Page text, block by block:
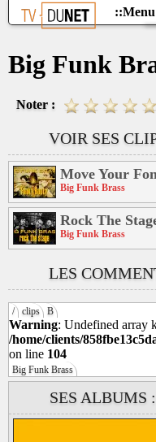
/ clips B
Warning: Undefined array
/home/clients/
on line 104
Big Funk Brass
SES ALBUMS :
Big Funk
Noter :
VOIR SES
Move Your
Big Funk Brass
Rock The
Big Funk Brass
LES